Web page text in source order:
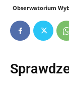
Obserwatorium